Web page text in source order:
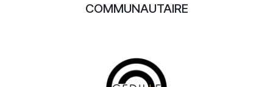
COMMUNAUTAIRE